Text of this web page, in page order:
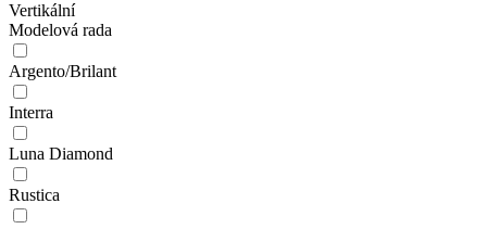
Vertikální
Modelová rada
Argento/Brilant
Interra
Luna Diamond
Rustica